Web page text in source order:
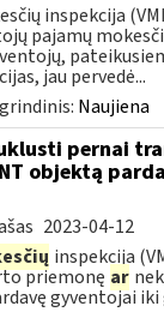
inspekcija
pajamų
jau pervedė...
Naujiena
pernai
NT objektą
2023-04-12
inspekcija
priemonę ar
gyventojai iki